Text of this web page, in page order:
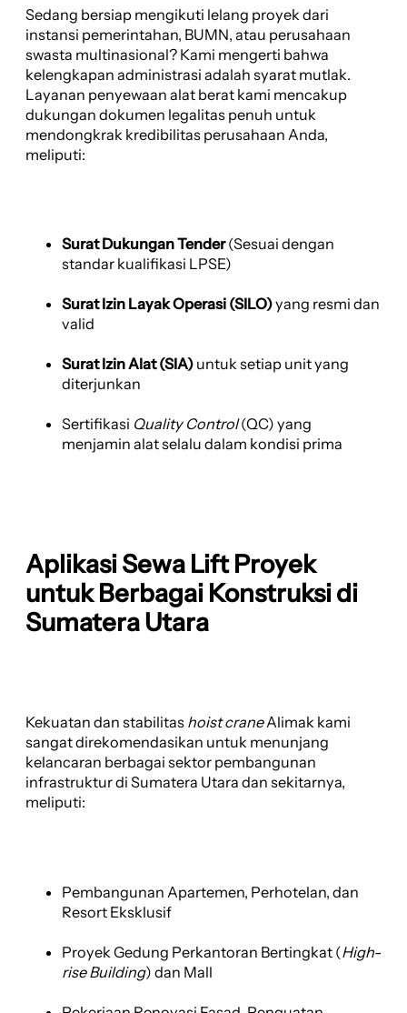
Sedang bersiap mengikuti lelang proyek dari
instansi pemerintahan, BUMN, atau perusahaan
swasta multinasional? Kami mengerti bahwa
kelengkapan administrasi adalah syarat mutlak.
Layanan penyewaan alat berat kami mencakup
dukungan dokumen legalitas penuh untuk
mendongkrak kredibilitas perusahaan Anda,
meliputi:
Surat Dukungan Tender(Sesuai dengan
standar kualifikasi LPSE)
Surat Izin Layak Operasi (SILO)yang resmi dan
valid
Surat Izin Alat (SIA) untuk setiap unit yang
diterjunkan
Sertifikasi Quality Control(QC) yang
menjamin alat selalu dalam kondisi prima
Aplikasi Sewa Lift Proyek
untuk Berbagai Konstruksi di
Sumatera Utara
Kekuatan dan stabilitas hoist craneAlimak kami
sangat direkomendasikan untuk menunjang
kelancaran berbagai sektor pembangunan
infrastruktur di Sumatera Utara dan sekitarnya,
meliputi:
Pembangunan Apartemen, Perhotelan, dan
Resort Eksklusif
Proyek Gedung Perkantoran Bertingkat (High-
rise Building) dan Mall